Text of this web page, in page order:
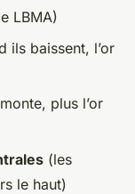
LBMA)
ils baissent, l’or
plus l’or
(les
le haut)